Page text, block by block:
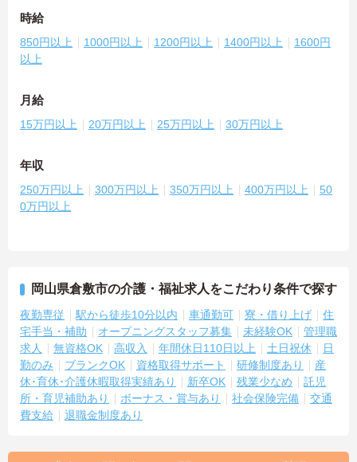
時給
850円以上 1000円以上 1200円以上 1400円以上
1600円
以上
月給
15万円以上 20万円以上 25万円以上 30万円以上
年収
250万円以上 300万円以上 350万円以上 400万円以上
50
0万円以上
岡山県倉敷市の介護・福祉求人をこだわり条件で探す
夜勤専従 駅から徒歩10分以内 車通勤可 寮・借り上げ
住
宅手当・補助
オープニングスタッフ募集 未経験OK
管理職
求人
無資格OK 高収入 年間休日110日以上 土日祝休
日
勤のみ
ブランクOK 資格取得サポート 研修制度あり
産
休･育休･介護休暇取得実績あり
新卒OK 残業少なめ
託児
所・育児補助あり
ボーナス・賞与あり 社会保険完備
交通
費支給
退職金制度あり